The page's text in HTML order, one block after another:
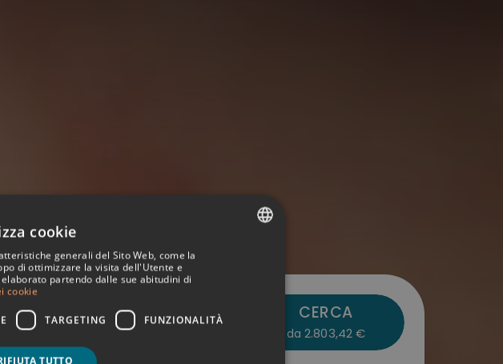
Check-out CERCA
da 2.803,42 €
cookie
generali del Sito Web, come la
di ottimizzare la visita dell'Utente e
partendo dalle sue abitudini di
cookie
TARGETING FUNZIONALITÀ
TUTTO